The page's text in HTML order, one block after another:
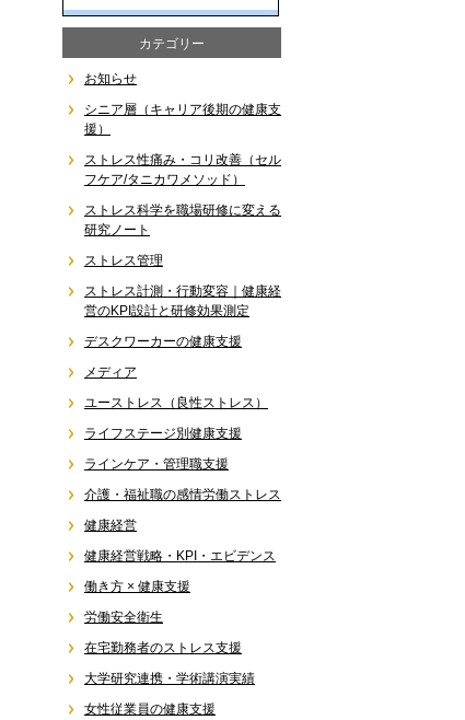
カテゴリー
お知らせ
シニア層（キャリア後期の健康支
援）
ストレス性痛み・コリ改善（セル
フケア/タニカワメソッド）
ストレス科学を職場研修に変える
研究ノート
ストレス管理
ストレス計測・行動変容｜健康経
営のKPI設計と研修効果測定
デスクワーカーの健康支援
メディア
ユーストレス（良性ストレス）
ライフステージ別健康支援
ラインケア・管理職支援
介護・福祉職の感情労働ストレス
健康経営
健康経営戦略・KPI・エビデンス
働き方 × 健康支援
労働安全衛生
在宅勤務者のストレス支援
大学研究連携・学術講演実績
女性従業員の健康支援